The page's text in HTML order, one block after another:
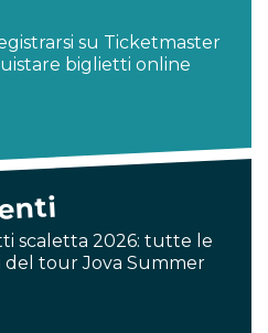
su Ticketmaster
biglietti online
scaletta 2026: tutte le
del tour Jova Summer